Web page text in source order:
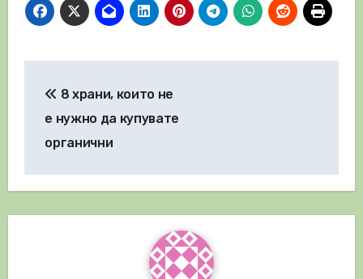
8 храни, които не
е нужно да купувате
органични